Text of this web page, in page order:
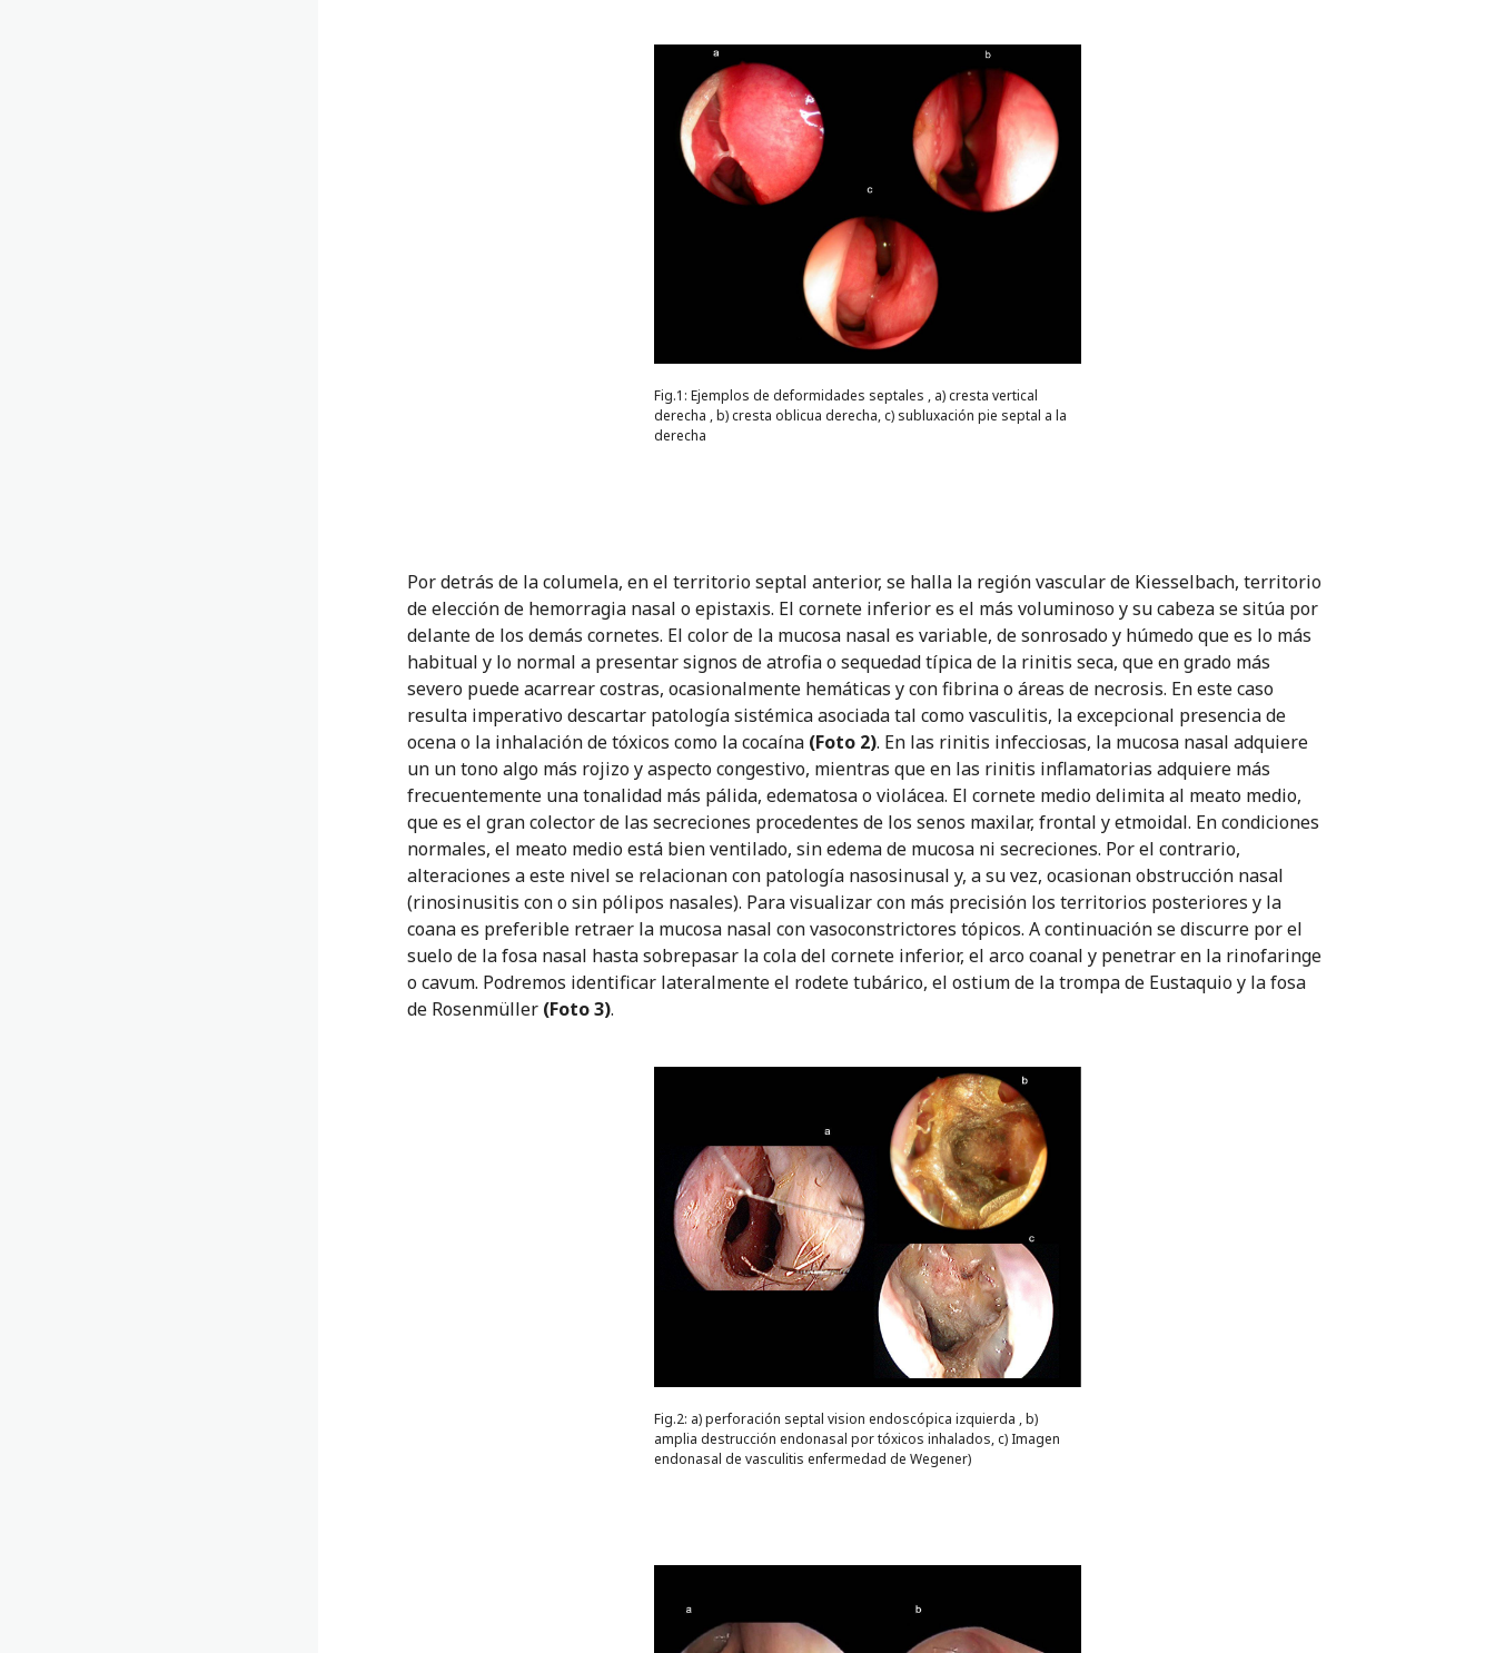
Fig.1: Ejemplos de deformidades septales , a) cresta vertical
derecha , b) cresta oblicua derecha, c) subluxación pie septal a la
derecha
Por detrás de la columela, en el territorio septal anterior, se halla la región vascular de Kiesselbach, territorio
de elección de hemorragia nasal o epistaxis. El cornete inferior es el más voluminoso y su cabeza se sitúa por
delante de los demás cornetes. El color de la mucosa nasal es variable, de sonrosado y húmedo que es lo más
habitual y lo normal a presentar signos de atrofia o sequedad típica de la rinitis seca, que en grado más
severo puede acarrear costras, ocasionalmente hemáticas y con fibrina o áreas de necrosis. En este caso
resulta imperativo descartar patología sistémica asociada tal como vasculitis, la excepcional presencia de
ocena o la inhalación de tóxicos como la cocaína (Foto 2). En las rinitis infecciosas, la mucosa nasal adquiere
un un tono algo más rojizo y aspecto congestivo, mientras que en las rinitis inflamatorias adquiere más
frecuentemente una tonalidad más pálida, edematosa o violácea. El cornete medio delimita al meato medio,
que es el gran colector de las secreciones procedentes de los senos maxilar, frontal y etmoidal. En condiciones
normales, el meato medio está bien ventilado, sin edema de mucosa ni secreciones. Por el contrario,
alteraciones a este nivel se relacionan con patología nasosinusal y, a su vez, ocasionan obstrucción nasal
(rinosinusitis con o sin pólipos nasales). Para visualizar con más precisión los territorios posteriores y la
coana es preferible retraer la mucosa nasal con vasoconstrictores tópicos. A continuación se discurre por el
suelo de la fosa nasal hasta sobrepasar la cola del cornete inferior, el arco coanal y penetrar en la rinofaringe
o cavum. Podremos identificar lateralmente el rodete tubárico, el ostium de la trompa de Eustaquio y la fosa
de Rosenmüller (Foto 3).
Fig.2: a) perforación septal vision endoscópica izquierda , b)
amplia destrucción endonasal por tóxicos inhalados, c) Imagen
endonasal de vasculitis enfermedad de Wegener)